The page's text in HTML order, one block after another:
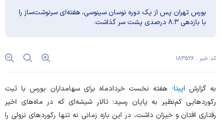
بورس تهران پس از یک دوره نوسان سینوسی، هفته‌ای سرنوشت‌ساز را
با بازدهی ۸.۳ درصدی پشت سر گذاشت.
کد خبر : ۱۸۳۵۲۶
به گزارشایبنا؛ هفته نخست خردادماه برای سهامداران بورس با ثبت
رکورد‌هایی کم‌نظیر به پایان رسید؛ تالار شیشه‌ای که در ماه‌های اخیر
رفتاری افتان و خیزان داشت، در این بازه زمانی نه تنها رکورد‌های نزولی را